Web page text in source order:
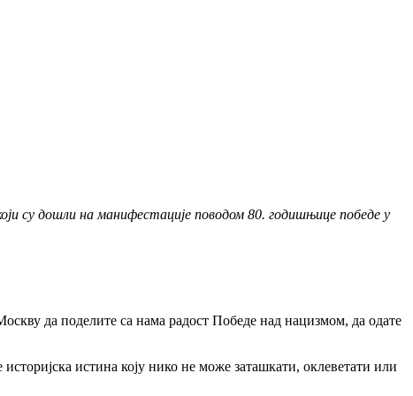
су дошли на манифестације поводом 80. годишњице победе у
да поделите са нама радост Победе над нацизмом, да одате
истина коју нико не може заташкати, оклеветати или